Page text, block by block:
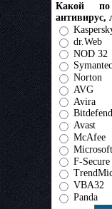
Какой
антивирус,
dr.Web
NOD 32
Symantec
Norton
AVG
Avira
Avast
McAfee
Microsoft
F-Secure
VBA32
Panda